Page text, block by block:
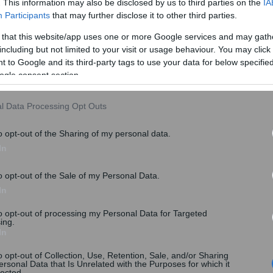
This information may also be disclosed by us to third parties on the
Participants that may further disclose it to other third parties.
that this website/app uses one or more Google services and may
but not limited to your visit or usage behaviour. You may
to Google and its third-party tags to use your data for below
consent section.
Data Processing Opt Outs
opt-out of the Sharing of my personal data.
opt-out of the Sale of my Personal Data.
opt-out of processing my Personal Data for Targeted
opt-out of Collection, Use, Retention, Sale, and/or Sharing
Data that Is Unrelated with the Purposes for which it
των σχετικών αποφάσεων που κωλυσιεργούν
ο δρόμος που υπολογίζεται πως θα επιτρέψει στις
των συναλλαγών στην αγορά καυσίμων.
τουδιοικητή της ΑΑΔΕ Γιώργου Πιτσιλή, ξεκινά